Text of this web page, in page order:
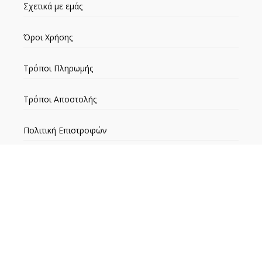
Σχετικά με εμάς
Όροι Χρήσης
Τρόποι Πληρωμής
Τρόποι Αποστολής
Πολιτική Επιστροφών